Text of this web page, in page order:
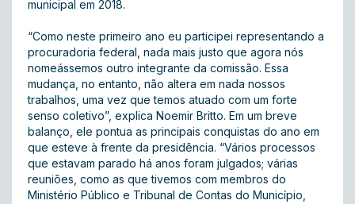
municipal em 2018.
“Como neste primeiro ano eu participei representando a
procuradoria federal, nada mais justo que agora nós
nomeássemos outro integrante da comissão. Essa
mudança, no entanto, não altera em nada nossos
trabalhos, uma vez que temos atuado com um forte
senso coletivo”, explica Noemir Britto. Em um breve
balanço, ele pontua as principais conquistas do ano em
que esteve à frente da presidência. “Vários processos
que estavam parado há anos foram julgados; várias
reuniões, como as que tivemos com membros do
Ministério Público e Tribunal de Contas do Município,